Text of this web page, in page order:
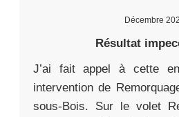
Décembre
Résultat
J’ai fait appel à cette
intervention de
sous-Bois. Sur le volet